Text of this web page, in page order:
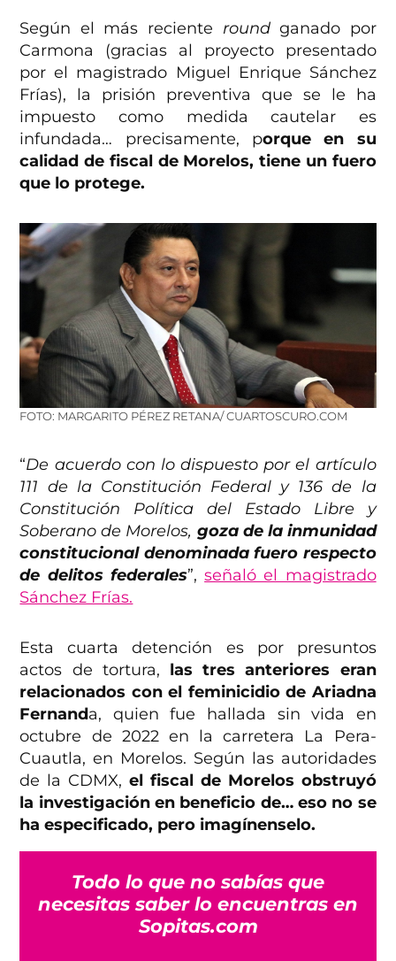
Según el más reciente roundganado por
Carmona (gracias al proyecto presentado
por el magistrado Miguel Enrique Sánchez
Frías), la prisión preventiva que se le ha
impuesto como medida cautelar es
infundada… precisamente, porque en su
calidad de fiscal de Morelos, tiene un fuero
que lo protege.
FOTO: MARGARITO PÉREZ RETANA/ CUARTOSCURO.COM
“De acuerdo con lo dispuesto por el artículo
111 de la Constitución Federal y 136 de la
Constitución Política del Estado Libre y
Soberano de Morelos, goza de la inmunidad
constitucional denominada fuero respecto
de delitos federales”,señaló el magistrado
Sánchez Frías.
Esta cuarta detención es por presuntos
actos de tortura, las tres anteriores eran
relacionados con el feminicidio de Ariadna
Fernanda, quien fue hallada sin vida en
octubre de 2022 en la carretera La Pera-
Cuautla, en Morelos. Según las autoridades
de la CDMX, el fiscal de Morelos obstruyó
la investigación en beneficio de… eso no se
ha especificado, pero imagínenselo.
Todo lo que no sabías que
necesitas saber lo encuentras en
Sopitas.com